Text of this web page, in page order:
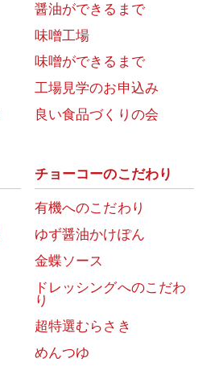
醤油ができるまで
味噌工場
味噌ができるまで
工場見学のお申込み
良い食品づくりの会
チョーコーのこだわり
有機へのこだわり
ゆず醤油かけぽん
金蝶ソース
ドレッシングへのこだわ
り
超特選むらさき
めんつゆ